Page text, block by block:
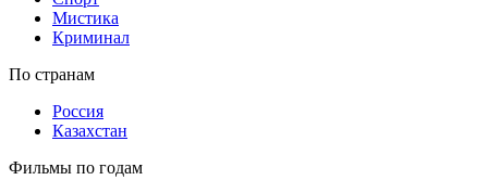
Мистика
Криминал
По странам
Россия
Казахстан
Фильмы по годам